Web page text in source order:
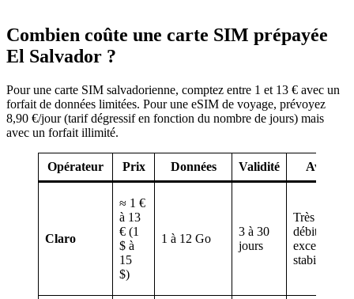
Combien coûte une carte SIM prépayée
El Salvador ?
Pour une carte SIM salvadorienne, comptez entre 1 et 13 € avec un
forfait de données limitées. Pour une eSIM de voyage, prévoyez
8,90 €/jour (tarif dégressif en fonction du nombre de jours) mais
avec un forfait illimité.
Opérateur Prix Données Validité
Claro
≈ 1 €
à 13
€ (1
$ à
15
$)
1 à 12 Go
3 à 30
jours
Très bons
débits et
excellente
stabilité